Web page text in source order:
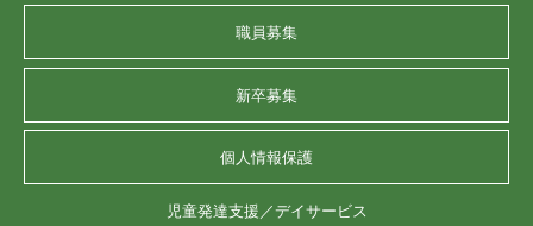
職員募集
新卒募集
個人情報保護
児童発達支援／デイサービス